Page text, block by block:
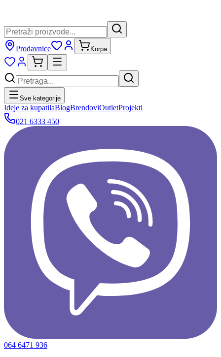
Prodavnice Korpa
Sve kategorije
Ideje za kupatilaBlogBrendoviOutletProjekti
021 6333 450
064 6471 936